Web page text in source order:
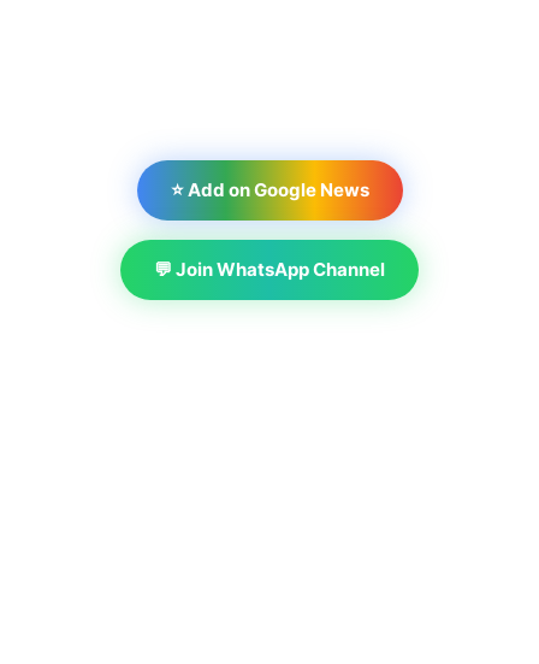
⭐ Add on Google News
💬 Join WhatsApp Channel